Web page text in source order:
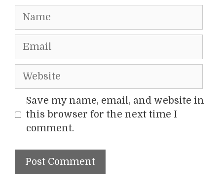
Name
Email
Website
Save my name, email, and website in
this browser for the next time I
comment.